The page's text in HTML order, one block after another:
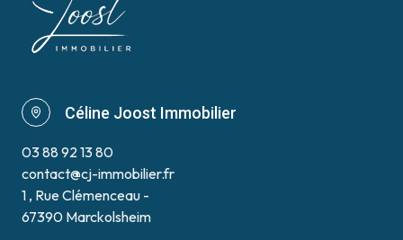
Céline Joost Immobilier
03 88 92 13 80
contact@cj-immobilier.fr
1 , Rue Clémenceau -
67390 Marckolsheim